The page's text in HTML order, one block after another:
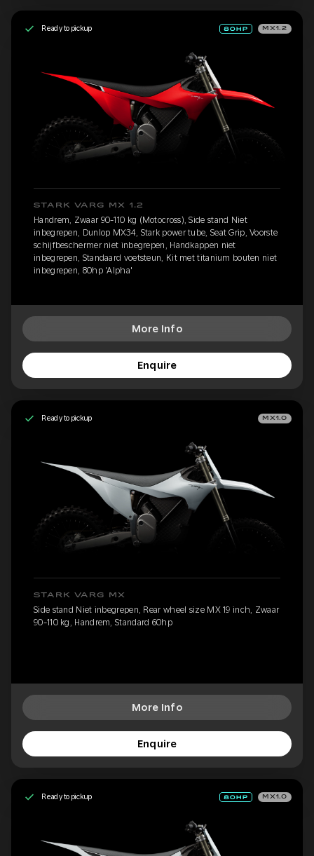
Ready to pickup MX1.2
STARK VARG MX 1.2
Handrem, Zwaar 90-110 kg (Motocross), Side stand Niet
inbegrepen, Dunlop MX34, Stark power tube, Seat Grip, Voorste
schijfbeschermer niet inbegrepen, Handkappen niet
inbegrepen, Standaard voetsteun, Kit met titanium bouten niet
inbegrepen, 80hp 'Alpha'
More Info
Enquire
Ready to pickup MX1.0
STARK VARG MX
Side stand Niet inbegrepen, Rear wheel size MX 19 inch, Zwaar
90-110 kg, Handrem, Standard 60hp
More Info
Enquire
Ready to pickup MX1.0